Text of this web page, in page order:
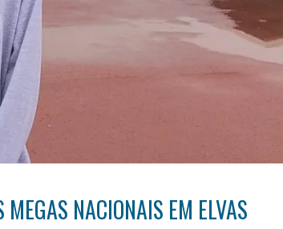
NACIONAIS EM ELVAS